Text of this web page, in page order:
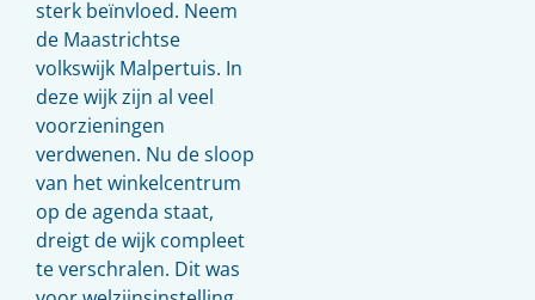
sterk beïnvloed. Neem
de Maastrichtse
volkswijk Malpertuis. In
deze wijk zijn al veel
voorzieningen
verdwenen. Nu de sloop
van het winkelcentrum
op de agenda staat,
dreigt de wijk compleet
te verschralen. Dit was